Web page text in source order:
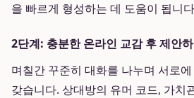
을 빠르게 형성하는 데 도움이 됩니
2단계: 충분한 온라인 교감 후 제안
며칠간 꾸준히 대화를 나누며 서로
갖습니다. 상대방의 유머 코드, 가치